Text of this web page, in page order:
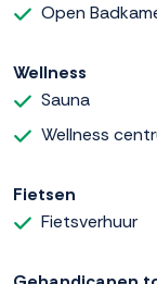
Open
Wellness
Sauna
Wellness
Fietsen
Fietsverhuur